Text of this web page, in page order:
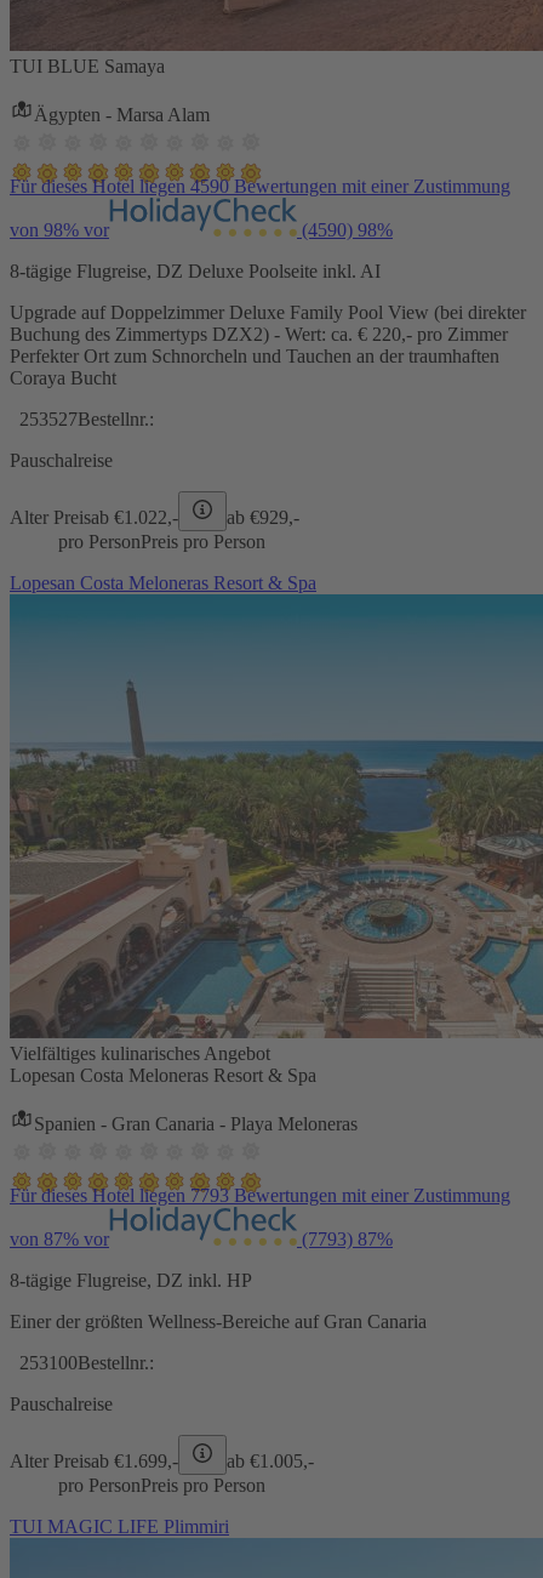
TUI BLUE Samaya
Ägypten - Marsa Alam
Für dieses Hotel liegen 4590 Bewertungen mit einer Zustimmung
von 98% vor (4590) 98%
8-tägige Flugreise, DZ Deluxe Poolseite inkl. AI
Upgrade auf Doppelzimmer Deluxe Family Pool View (bei direkter
Buchung des Zimmertyps DZX2) - Wert: ca. € 220,- pro Zimmer
Perfekter Ort zum Schnorcheln und Tauchen an der traumhaften
Coraya Bucht
253527Bestellnr.:
Pauschalreise
Alter Preisab €1.022,- ab €929,-
pro PersonPreis pro Person
Lopesan Costa Meloneras Resort & Spa
Vielfältiges kulinarisches Angebot
Lopesan Costa Meloneras Resort & Spa
Spanien - Gran Canaria - Playa Meloneras
Für dieses Hotel liegen 7793 Bewertungen mit einer Zustimmung
von 87% vor (7793) 87%
8-tägige Flugreise, DZ inkl. HP
Einer der größten Wellness-Bereiche auf Gran Canaria
253100Bestellnr.:
Pauschalreise
Alter Preisab €1.699,- ab €1.005,-
pro PersonPreis pro Person
TUI MAGIC LIFE Plimmiri